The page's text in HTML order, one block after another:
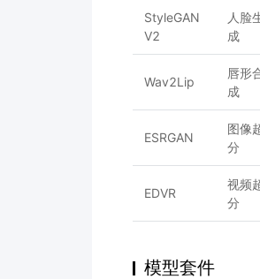
StyleGAN
V2
人脸
成
Wav2Lip
唇形
成
ESRGAN
图像
分
EDVR
视频
分
模型套件